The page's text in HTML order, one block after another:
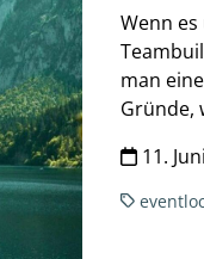
Wenn
man
Gründe,
11.